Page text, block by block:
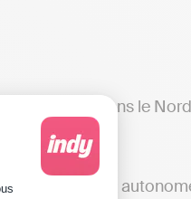
: Personnalisez vos
opérant dans le
de manière